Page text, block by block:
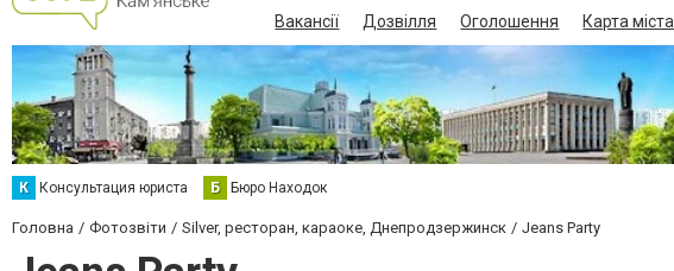
Вакансії Дозвілля Оголошення Карта міста
К Консультация юриста Б Бюро Находок
Головна Фотозвіти Silver, ресторан, караоке, Днепродзержинск Jeans Party